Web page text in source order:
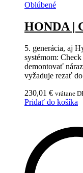
Oblúbené
HONDA |
5. generácia, aj
systémom:
demontovať
vyžaduje rezať
230,01 € vrátane
Pridať do košíka